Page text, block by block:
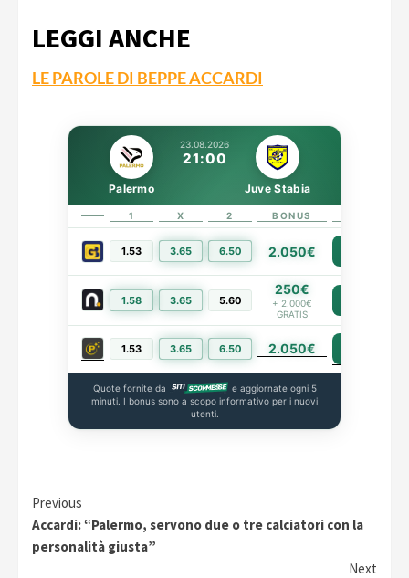
LEGGI ANCHE
LE PAROLE DI BEPPE ACCARDI
23.08.2026
21:00
Palermo Juve Stabia
1 X 2 BONUS
1.53 3.65 6.50 2.050€
1.58 3.65 5.60
250€
+ 2.000€
GRATIS
1.53 3.65 6.50 2.050€
Quote fornite da
e aggiornate ogni 5
minuti. I bonus sono a scopo informativo per i nuovi
utenti.
Continue
Reading
Previous
Accardi: “Palermo, servono due o tre calciatori con la
personalità giusta”
Next